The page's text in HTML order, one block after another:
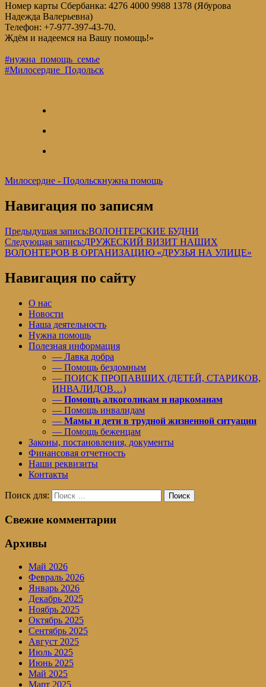
Номер карты Сбербанка: 4276 4000 9988 1378 (Ябурова
Надежда Валерьевна)
Телефон: +7-977-397-43-70.
Ждём и надеемся на Вашу помощь!»
#нужна_помощь_семье
#Милосердие_Подольск
Милосердие - Подольскнужна помощь
Навигация по записям
Предыдущая запись:ВОЛОНТЕРСКИЕ БУДНИ
Следующая запись:ДРУЖЕСКИЙ ВИЗИТ НАШИХ
ВОЛОНТЕРОВ В ОРГАНИЗАЦИЮ «ДРУЗЬЯ НА УЛИЦЕ»
Навигация по сайту
О нас
Новости
Наша деятельность
Нужна помощь
Полезная информация
— Лавка добра
— Помощь бездомным
— ПОИСК ПРОПАВШИХ (ДЕТЕЙ, СТАРИКОВ,
ИНВАЛИДОВ…)
— Помощь алкоголикам и наркоманам
— Помощь инвалидам
— Мамы и дети в трудной жизненной ситуации
— Помощь беженцам
Законы, постановления, документы
Финансовая отчетность
Наши реквизиты
Контакты
Поиск для: Поиск
Свежие комментарии
Архивы
Май 2026
Февраль 2026
Январь 2026
Декабрь 2025
Ноябрь 2025
Октябрь 2025
Сентябрь 2025
Август 2025
Июль 2025
Июнь 2025
Май 2025
Март 2025